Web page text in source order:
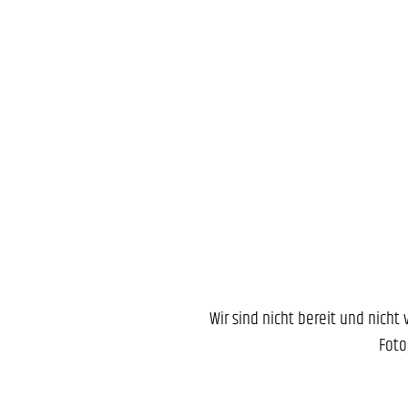
Wir sind nicht bereit und nicht